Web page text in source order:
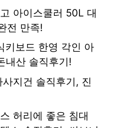
아이스쿨러 50L 대
전 만족!
키보드 한영 각인 아
내산 솔직후기!
지건 솔직후기, 진
허리에 좋은 침대